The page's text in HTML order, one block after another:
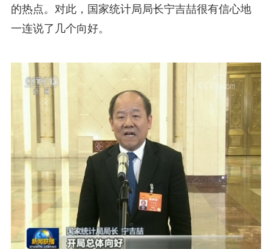
的热点。对此，国家统计局局长宁吉喆很有信心地
一连说了几个向好。